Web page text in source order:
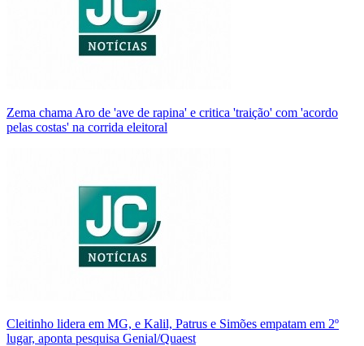
Zema chama Aro de 'ave de rapina' e critica 'traição' com 'acordo
pelas costas' na corrida eleitoral
Cleitinho lidera em MG, e Kalil, Patrus e Simões empatam em 2º
lugar, aponta pesquisa Genial/Quaest